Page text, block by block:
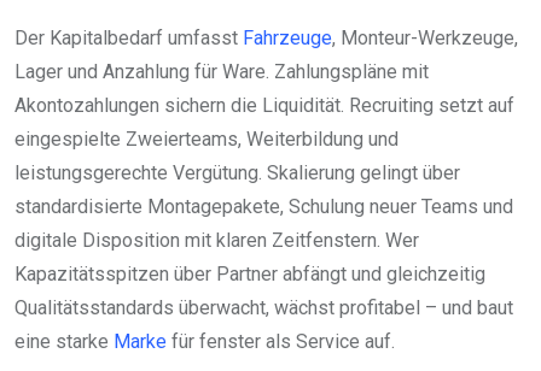
Der Kapitalbedarf umfasst Fahrzeuge, Monteur-Werkzeuge,
Lager und Anzahlung für Ware. Zahlungspläne mit
Akontozahlungen sichern die Liquidität. Recruiting setzt auf
eingespielte Zweierteams, Weiterbildung und
leistungsgerechte Vergütung. Skalierung gelingt über
standardisierte Montagepakete, Schulung neuer Teams und
digitale Disposition mit klaren Zeitfenstern. Wer
Kapazitätsspitzen über Partner abfängt und gleichzeitig
Qualitätsstandards überwacht, wächst profitabel – und baut
eine starke Marke für fenster als Service auf.